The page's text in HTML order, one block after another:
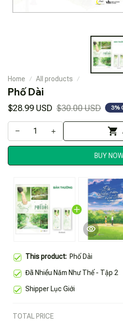
Home All products
Phố Dài
$28.99 USD $30.00 USD 3%
BUY NOW
This product: Phố Dài
Đã Nhiều Năm Như Thế - Tập 2
Shipper Lục Giới
TOTAL PRICE